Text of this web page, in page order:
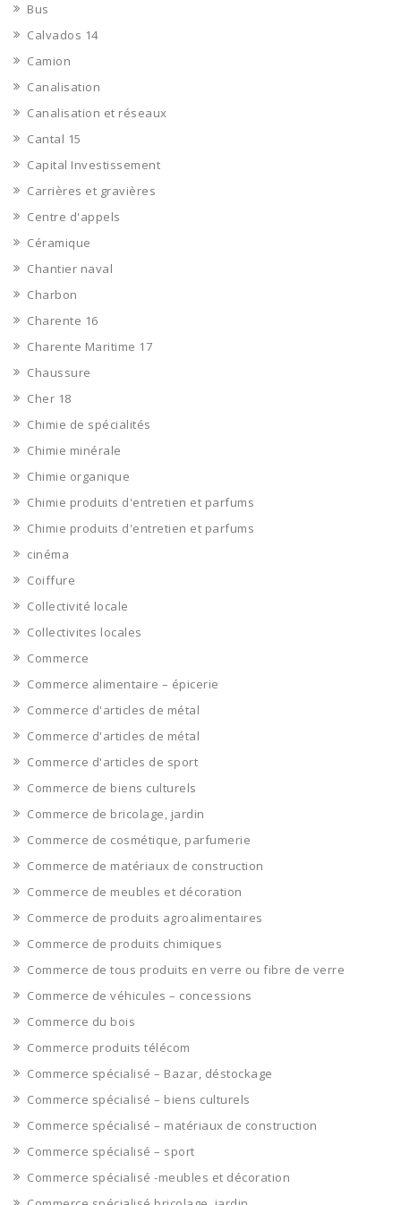
Bus
Calvados 14
Camion
Canalisation
Canalisation et réseaux
Cantal 15
Capital Investissement
Carrières et gravières
Centre d'appels
Céramique
Chantier naval
Charbon
Charente 16
Charente Maritime 17
Chaussure
Cher 18
Chimie de spécialités
Chimie minérale
Chimie organique
Chimie produits d'entretien et parfums
Chimie produits d'entretien et parfums
cinéma
Coiffure
Collectivité locale
Collectivites locales
Commerce
Commerce alimentaire – épicerie
Commerce d'articles de métal
Commerce d'articles de métal
Commerce d'articles de sport
Commerce de biens culturels
Commerce de bricolage, jardin
Commerce de cosmétique, parfumerie
Commerce de matériaux de construction
Commerce de meubles et décoration
Commerce de produits agroalimentaires
Commerce de produits chimiques
Commerce de tous produits en verre ou fibre de verre
Commerce de véhicules – concessions
Commerce du bois
Commerce produits télécom
Commerce spécialisé – Bazar, déstockage
Commerce spécialisé – biens culturels
Commerce spécialisé – matériaux de construction
Commerce spécialisé – sport
Commerce spécialisé -meubles et décoration